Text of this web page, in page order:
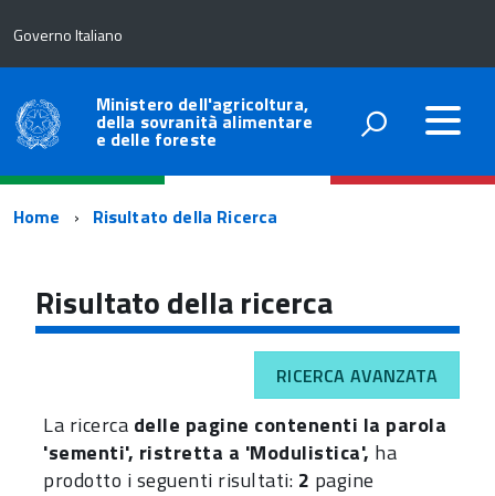
Governo Italiano
Ministero dell'agricoltura,
della sovranità alimentare
e delle foreste
Percorso
navigazione
Home Risultato della Ricerca
Risultato della ricerca
RICERCA AVANZATA
La ricerca delle pagine contenenti la parola
'sementi', ristretta a 'Modulistica', ha
prodotto i seguenti risultati: 2 pagine